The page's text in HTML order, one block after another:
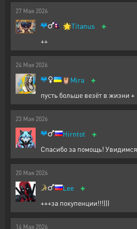
27 Мая 2026
🌟Titanus +
++
24 Мая 2026
🦉 Mira +
пусть больше везёт в жизни +
23 Мая 2026
Hirntot +
Спасибо за помощь!
20 Мая 2026
Lee +
+++за покупенции!!!)))
14 Мая 2026